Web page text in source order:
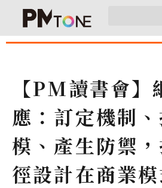
【PM讀書會】
應：訂定機制
模、產生防禦
徑設計在商業